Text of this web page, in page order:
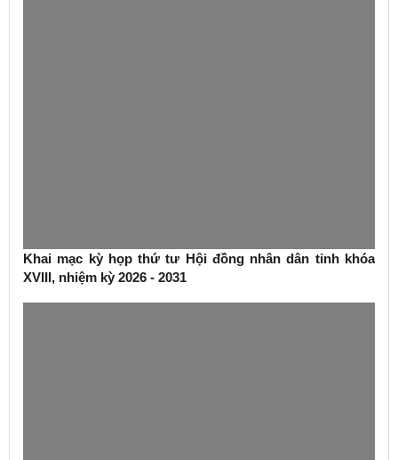
Khai mạc kỳ họp thứ tư Hội đồng nhân dân tỉnh khóa
XVIII, nhiệm kỳ 2026 - 2031